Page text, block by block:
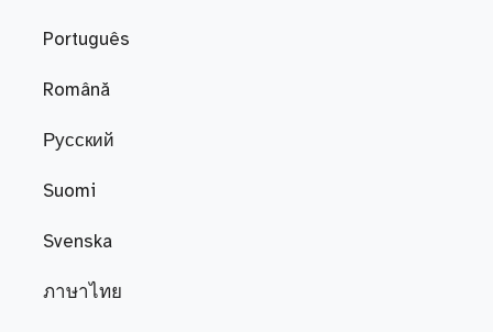
Português
Română
Русский
Suomi
Svenska
ภาษาไทย